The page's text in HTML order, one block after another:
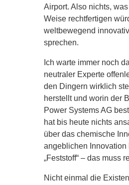
Airport. Also nichts,
Weise rechtfertigen
weltbewegend
sprechen.
Ich warte immer noch
neutraler Experte
den Dingern wirklich
herstellt und worin der
Power Systems AG
hat bis heute nichts
über das chemische
angeblichen Innovation
„Feststoff“ – das muss
Nicht einmal die